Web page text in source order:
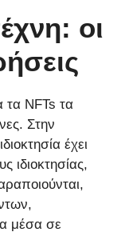
οι
τα NFTs τα
Στην
έχει
ιδιοκτησίας,
μέσα σε